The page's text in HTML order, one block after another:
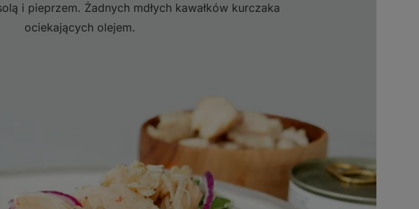
i pieprzem. Żadnych mdłych kawałków kurczaka
ociekających olejem.